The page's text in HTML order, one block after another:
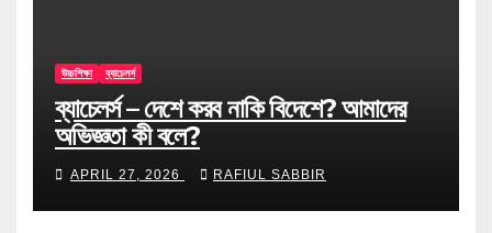
উচ্চশিক্ষা ব্যাচেলর্স
ব্যাচেলর্স – দেশে করব নাকি বিদেশে? আমাদের
অভিজ্ঞতা কী বলে?
APRIL 27, 2026 RAFIUL SABBIR